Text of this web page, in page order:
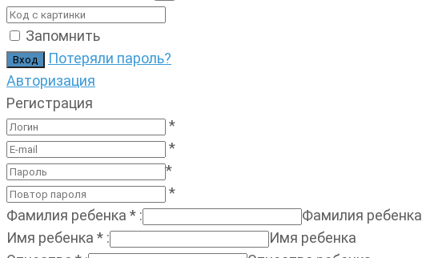
Запомнить
Потеряли пароль?
Авторизация
Регистрация
*
*
*
*
Фамилия ребенка * :
Фамилия ребенка
Имя ребенка * :
Имя ребенка